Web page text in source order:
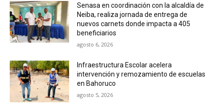
Senasa en coordinación con la alcaldía de
Neiba, realiza jornada de entrega de
nuevos carnets donde impacta a 405
beneficiarios
agosto 6, 2026
Infraestructura Escolar acelera
intervención y remozamiento de escuelas
en Bahoruco
agosto 5, 2026